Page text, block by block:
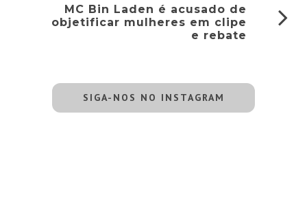
MC Bin Laden é acusado de
objetificar mulheres em clipe
e rebate
SIGA-NOS NO INSTAGRAM